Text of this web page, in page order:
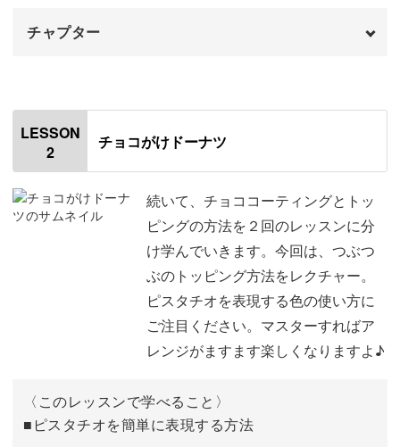
す。
オリジナルニードルを使いソフトタッチでチクチクすれ
ば、実物のドーナッツと同じ位ふわふわの質感に仕上がり
制作する何にも代えがたい暖かいひと時を一緒に過ごしま
しょう♪
チャプター
はじめに
使用材料・道具
オリジナルニードルの作り方 03:17
ニードルわたわたの不純物を取り除く 05:48
マットの準備をする 06:53
ニードルわたわたの表面を整える 07:34
ニードルわたわたをカットする 09:22
6cmのわたわたを重ねてさす
7cmのわたわたを重ねてさす
LESSON
2
チョコがけドーナツ
続いて、チョココーティングとトッ
ピングの方法を２回のレッスンに分
け学んでいきます。今回は、つぶつ
ぶのトッピング方法をレクチャー。
ピスタチオを表現する色の使い方に
ご注目ください。マスターすればア
レンジがますます楽しくなりますよ♪
〈このレッスンで学べること〉
■ピスタチオを簡単に表現する方法